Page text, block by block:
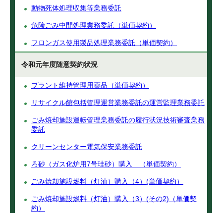
動物死体処理収集等業務委託
危険ごみ中間処理業務委託（単価契約）
フロンガス使用製品処理業務委託（単価契約）
令和元年度随意契約状況
プラント維持管理用薬品（単価契約）
リサイクル館包括管理運営業務委託の運営監理業務委託
ごみ焼却施設運転管理業務委託の履行状況技術審査業務
委託
クリーンセンター電気保安業務委託
ろ砂（ガス化炉用7号珪砂）購入 （単価契約）
ごみ焼却施設燃料（灯油）購入（4）(単価契約）
ごみ焼却施設燃料（灯油）購入（3）(その2)（単価契
約）